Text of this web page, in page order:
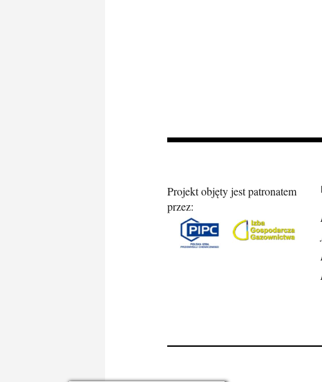
Projekt objęty jest patronatem
przez: